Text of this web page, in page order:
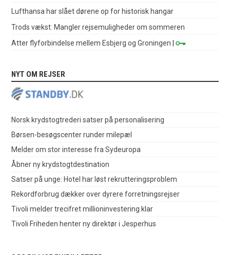
Lufthansa har slået dørene op for historisk hangar
Trods vækst: Mangler rejsemuligheder om sommeren
Atter flyforbindelse mellem Esbjerg og Groningen |
NYT OM REJSER
Norsk krydstogtrederi satser på personalisering
Børsen-besøgscenter runder milepæl
Melder om stor interesse fra Sydeuropa
Åbner ny krydstogtdestination
Satser på unge: Hotel har løst rekrutteringsproblem
Rekordforbrug dækker over dyrere forretningsrejser
Tivoli melder trecifret millioninvestering klar
Tivoli Friheden henter ny direktør i Jesperhus